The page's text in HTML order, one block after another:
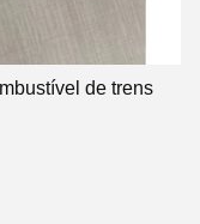
de trens